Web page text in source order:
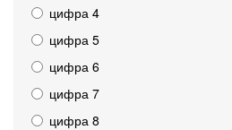
цифра 4
цифра 5
цифра 6
цифра 7
цифра 8